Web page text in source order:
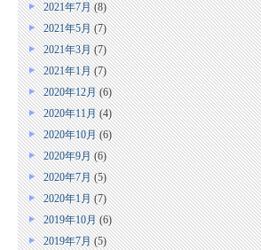
2021年7月(8)
2021年5月(7)
2021年3月(7)
2021年1月(7)
2020年12月(6)
2020年11月(4)
2020年10月(6)
2020年9月(6)
2020年7月(5)
2020年1月(7)
2019年10月(6)
2019年7月(5)